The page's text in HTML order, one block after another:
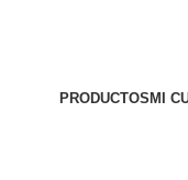
PRODUCTOSMI